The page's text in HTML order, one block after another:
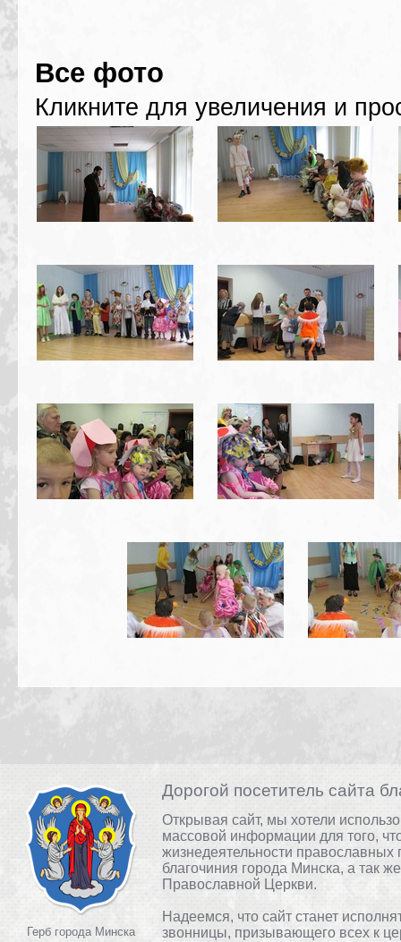
Все фото
Кликните для увеличения и
Герб города Минска
Дорогой посетитель сайта
Открывая сайт, мы хотели
массовой информации для того,
жизнедеятельности православных
благочиния города Минска, а так
Православной Церкви.
Надеемся, что сайт станет
звонницы, призывающего всех к